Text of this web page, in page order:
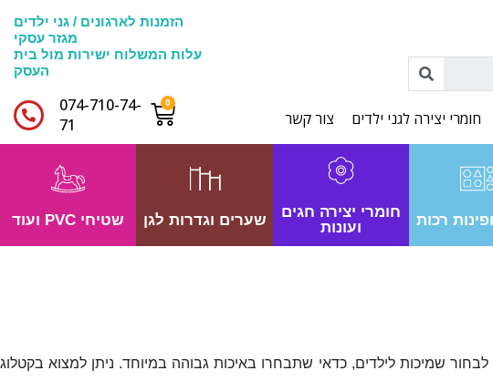
חומרי יצירה לגני ילדים צור קשר
הזמנות לארגונים / גני ילדים
מגזר עסקי
עלות המשלוח ישירות מול בית
העסק
074-710-74-
71​
רכות
חומרי יצירה חגים
ועונות
שערים וגדרות לגן שטיחי PVC ועוד
שמיכות לילדים, כדאי שתבחרו באיכות גבוהה במיוחד. ניתן למצוא בקטלוג